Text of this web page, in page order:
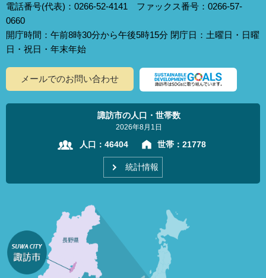
電話番号(代表)：0266-52-4141 ファックス番号：0266-57-
0660
開庁時間：午前8時30分から午後5時15分 閉庁日：土曜日・日曜
日・祝日・年末年始
メールでのお問い合わせ
諏訪市の人口・世帯数
2026年8月1日
人口： 46404 世帯： 21778
統計情報